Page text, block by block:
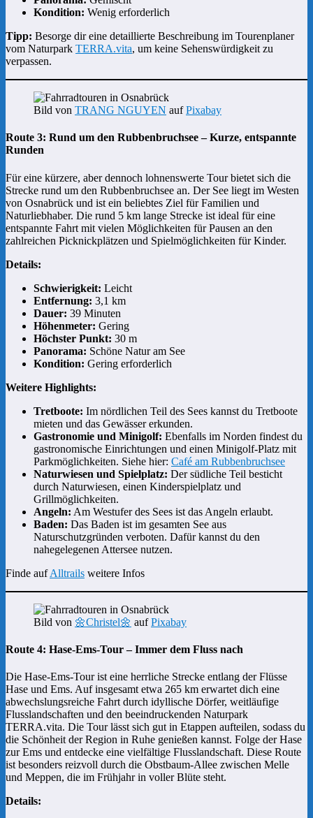
Kondition: Wenig erforderlich
Tipp: Besorge dir eine detaillierte Beschreibung im Tourenplaner
vom Naturpark TERRA.vita, um keine Sehenswürdigkeit zu
verpassen.
Bild von TRANG NGUYEN aufPixabay
Route 3: Rund um den Rubbenbruchsee – Kurze, entspannte
Runden
Für eine kürzere, aber dennoch lohnenswerte Tour bietet sich die
Strecke rund um den Rubbenbruchsee an. Der See liegt im Westen
von Osnabrück und ist ein beliebtes Ziel für Familien und
Naturliebhaber. Die rund 5 km lange Strecke ist ideal für eine
entspannte Fahrt mit vielen Möglichkeiten für Pausen an den
zahlreichen Picknickplätzen und Spielmöglichkeiten für Kinder.
Details:
Schwierigkeit: Leicht
Entfernung: 3,1 km
Dauer: 39 Minuten
Höhenmeter: Gering
Höchster Punkt: 30 m
Panorama: Schöne Natur am See
Kondition: Gering erforderlich
Weitere Highlights:
Tretboote: Im nördlichen Teil des Sees kannst du Tretboote
mieten und das Gewässer erkunden.
Gastronomie und Minigolf: Ebenfalls im Norden findest du
gastronomische Einrichtungen und einen Minigolf-Platz mit
Parkmöglichkeiten. Siehe hier: Café am Rubbenbruchsee
Naturwiesen und Spielplatz: Der südliche Teil besticht
durch Naturwiesen, einen Kinderspielplatz und
Grillmöglichkeiten.
Angeln: Am Westufer des Sees ist das Angeln erlaubt.
Baden: Das Baden ist im gesamten See aus
Naturschutzgründen verboten. Dafür kannst du den
nahegelegenen Attersee nutzen.
Finde aufAlltrails weitere Infos
Bild von 🌼Christel🌼 aufPixabay
Route 4: Hase-Ems-Tour – Immer dem Fluss nach
Die Hase-Ems-Tour ist eine herrliche Strecke entlang der Flüsse
Hase und Ems. Auf insgesamt etwa 265 km erwartet dich eine
abwechslungsreiche Fahrt durch idyllische Dörfer, weitläufige
Flusslandschaften und den beeindruckenden Naturpark
TERRA.vita. Die Tour lässt sich gut in Etappen aufteilen, sodass du
die Schönheit der Region in Ruhe genießen kannst. Folge der Hase
zur Ems und entdecke eine vielfältige Flusslandschaft. Diese Route
ist besonders reizvoll durch die Obstbaum-Allee zwischen Melle
und Meppen, die im Frühjahr in voller Blüte steht.
Details: